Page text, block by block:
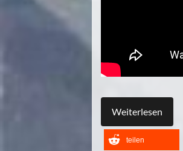
Weiterlesen
teilen